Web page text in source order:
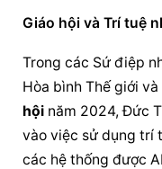
Giáo hội và Trí tuệ
Trong các Sứ điệp
Hòa bình Thế giới
hội năm 2024, Đức
vào việc sử dụng trí
các hệ thống được